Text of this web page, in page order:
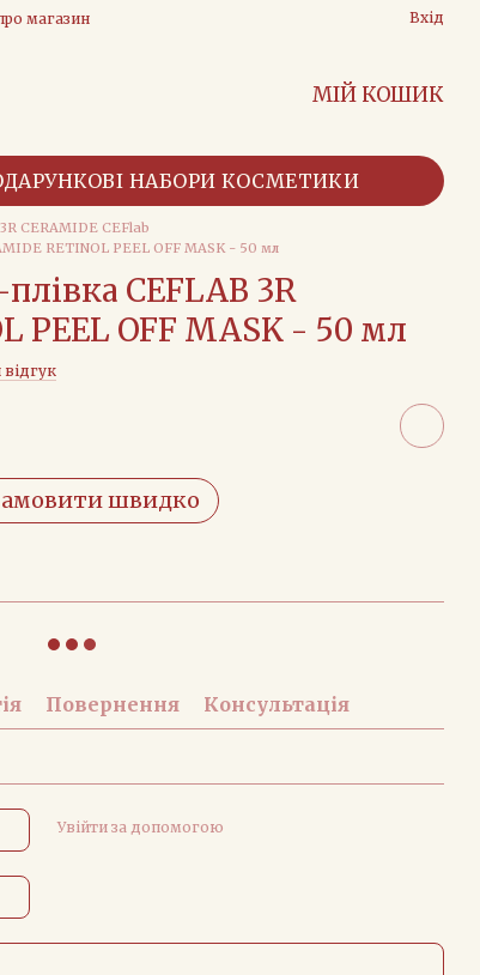
магазин Вхід
МІЙ КОШИК
НАБОРИ КОСМЕТИКИ
3R CERAMIDE CEFlab
RETINOL PEEL OFF MASK - 50 мл
CEFLAB 3R
PEEL OFF MASK - 50 мл
швидко
Повернення Консультація
Увійти за допомогою